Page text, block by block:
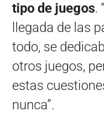
tipo de juegos.
llegada de las
todo, se
otros juegos,
estas
nunca”.